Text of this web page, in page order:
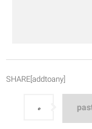
SHARE[addtoany]
0